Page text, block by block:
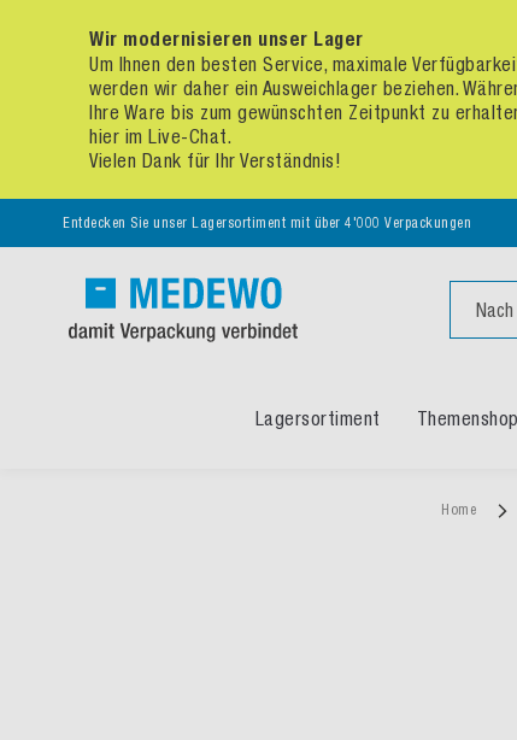
Wir modernisieren unser Lager
Um Ihnen den besten Service, maximale
werden wir daher ein Ausweichlager beziehen.
Ihre Ware bis zum gewünschten Zeitpunkt zu
hier im Live-Chat.
Vielen Dank für Ihr Verständnis!
Entdecken Sie unser Lagersortiment mit über 4'000 Verpackungen
Lagersortiment
Home